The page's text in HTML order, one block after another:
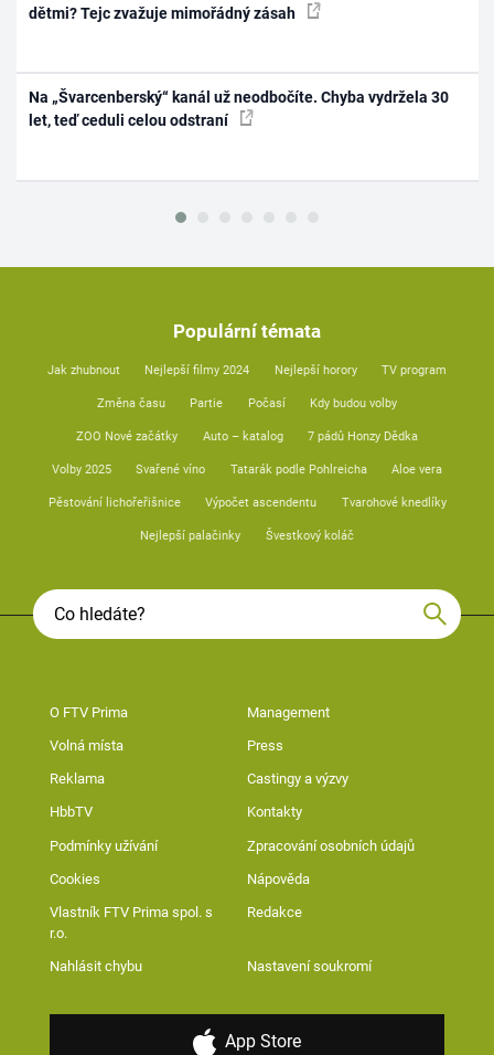
dětmi? Tejc zvažuje mimořádný zásah
Na „Švarcenberský“ kanál už neodbočíte. Chyba vydržela 30
let, teď ceduli celou odstraní
Populární témata
Jak zhubnout Nejlepší filmy 2024 Nejlepší horory TV program
Změna času Partie Počasí Kdy budou volby
ZOO Nové začátky Auto – katalog 7 pádů Honzy Dědka
Volby 2025 Svařené víno Tatarák podle Pohlreicha Aloe vera
Pěstování lichořeřišnice Výpočet ascendentu Tvarohové knedlíky
Nejlepší palačinky Švestkový koláč
O FTV Prima Management
Volná místa Press
Reklama Castingy a výzvy
HbbTV Kontakty
Podmínky užívání Zpracování osobních údajů
Cookies Nápověda
Vlastník FTV Prima spol. s
r.o.
Redakce
Nahlásit chybu Nastavení soukromí
App Store